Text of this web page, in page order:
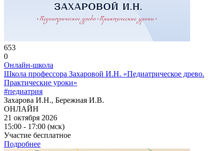
653
0
Онлайн-школа
Школа профессора Захаровой И.Н. «Педиатрическое древо.
Практические уроки»
#педиатрия
Захарова И.Н., Бережная И.В.
ОНЛАЙН
21 октября 2026
15:00 - 17:00 (мск)
Участие бесплатное
Подробнее